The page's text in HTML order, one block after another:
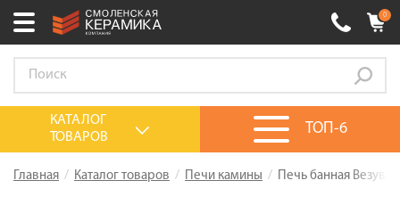
Выберите ваш город:
+7 (4812) 548-777
0 товаров на сумму0.00руб.
0
ТОП-6
КАТАЛОГ
ТОВАРОВ
Главная Каталог товаров Печи камины Печь банная